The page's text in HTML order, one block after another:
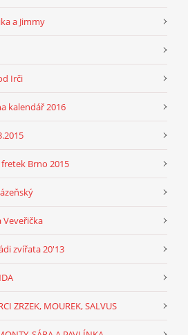
a Jimmy
Irči
kalendář 2016
Brno 2015
Veveřička
zvířata 20'13
ZRZEK, MOUREK, SALVUS